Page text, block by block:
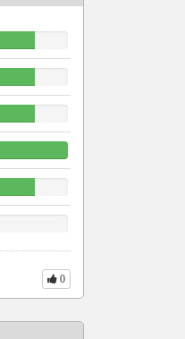
0